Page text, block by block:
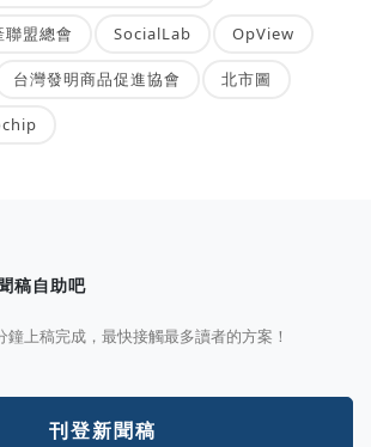
盟總會 SocialLab OpView
台灣發明商品促進協會 北市圖
稿自助吧
上稿完成，最快接觸最多讀者的方案！
刊登新聞稿